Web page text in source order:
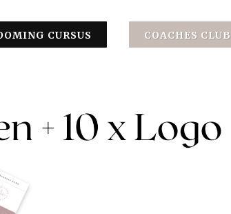
CURSUS COACHES CLUB